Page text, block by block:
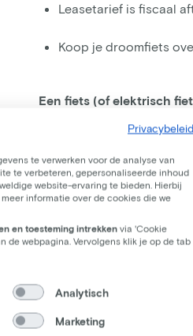
Leasetarief is fiscaal
Koop je droomfiets
Een fiets (of elektrisch
allerminst. De
voordelen. En heb je
scherp bedrag
Een (elektrische) fiets
immers ook aan
genuanceerder. Sterker
fiets. Je kunt het
je belastingschaal, tot
vanzelfsprekend geldt:
Leasefiets overnemen
Privacybeleid
te verwerken voor de analyse van
te verbeteren, gepersonaliseerde inhoud
website-ervaring te bieden. Hierbij
meer informatie over de cookies die we
en toesteming intrekken via 'Cookie
de webpagina. Vervolgens klik je op de tab
Analytisch
Marketing